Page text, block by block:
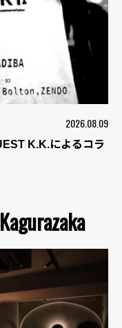
2026.08.09
K.K.によるコラ